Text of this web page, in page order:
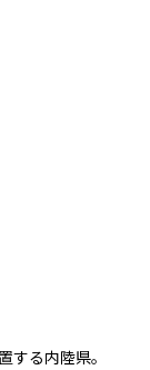
する内陸県。